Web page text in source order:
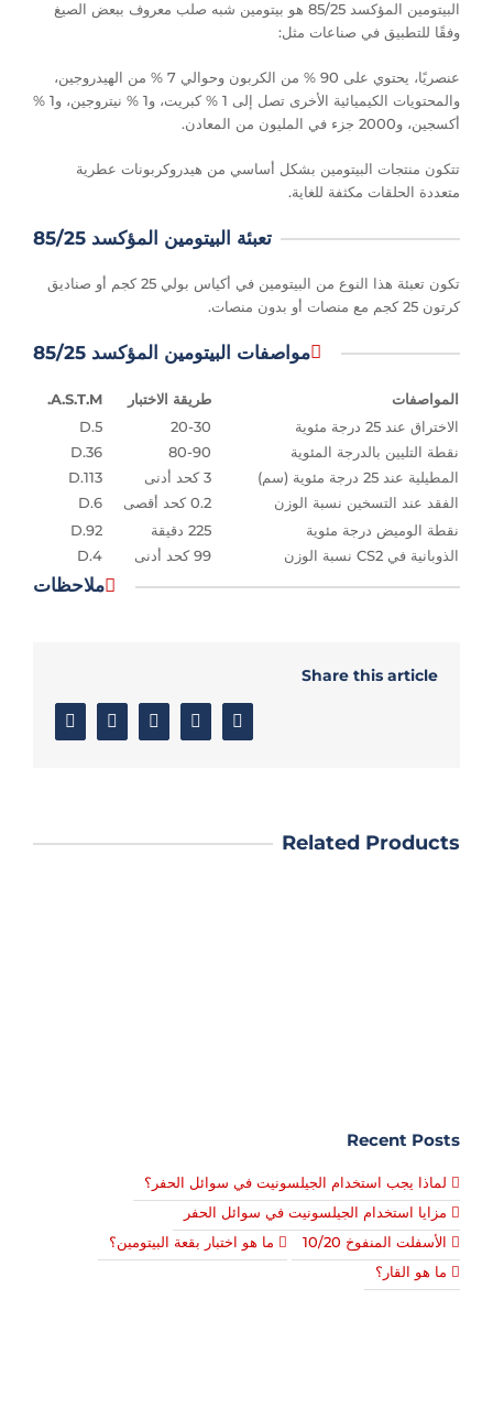
البيتومين المؤكسد 85/25 هو بيتومين شبه صلب معروف ببعض الصيغ
وفقًا للتطبيق في صناعات مثل:
عنصريًا، يحتوي على 90 % من الكربون وحوالي 7 % من الهيدروجين،
والمحتويات الكيميائية الأخرى تصل إلى 1 % كبريت، و1 % نيتروجين، و1 %
أكسجين، و2000 جزء في المليون من المعادن.
تتكون منتجات البيتومين بشكل أساسي من هيدروكربونات عطرية
متعددة الحلقات مكثفة للغاية.
تعبئة البيتومين المؤكسد 85/25
تكون تعبئة هذا النوع من البيتومين في أكياس بولي 25 كجم أو صناديق
كرتون 25 كجم مع منصات أو بدون منصات.
مواصفات البيتومين المؤكسد 85/25
المواصفات طريقة الاختبار
A.S.T.M.
الاختراق عند 25 درجة مئوية
20-30
D.5
نقطة التليين بالدرجة المئوية
80-90
D.36
المطيلية عند 25 درجة مئوية (سم)
3 كحد أدنى
D.113
الفقد عند التسخين نسبة الوزن
0.2 كحد أقصى
D.6
نقطة الوميض درجة مئوية
225 دقيقة
D.92
الذوبانية في CS2 نسبة الوزن
99 كحد أدنى D.4
ملاحظات
Share this article
Facebook
Twitter
Linkedin
Google+
Related Products
Recent Posts
لماذا يجب استخدام الجيلسونيت في سوائل الحفر؟
مزايا استخدام الجيلسونيت في سوائل الحفر
الأسفلت المنفوخ 10/20
ما هو اختبار بقعة البيتومين؟
ما هو القار؟